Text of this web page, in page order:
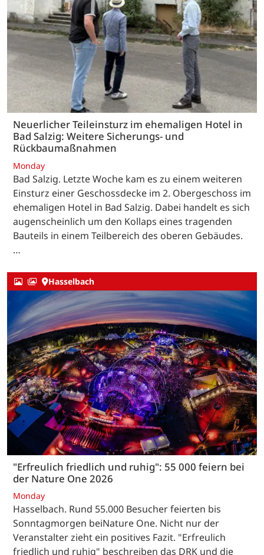
Neuerlicher Teileinsturz im ehemaligen Hotel in
Bad Salzig: Weitere Sicherungs- und
Rückbaumaßnahmen
Monday
Bad Salzig. Letzte Woche kam es zu einem weiteren
Einsturz einer Geschossdecke im 2. Obergeschoss im
ehemaligen Hotel in Bad Salzig. Dabei handelt es sich
augenscheinlich um den Kollaps eines tragenden
Bauteils in einem Teilbereich des oberen Gebäudes.
…
Hasselbach
"Erfreulich friedlich und ruhig": 55 000 feiern bei
der Nature One 2026
Monday
Hasselbach. Rund 55.000 Besucher feierten bis
Sonntagmorgen beiNature One. Nicht nur der
Veranstalter zieht ein positives Fazit. "Erfreulich
friedlich und ruhig" beschreiben das DRK und die